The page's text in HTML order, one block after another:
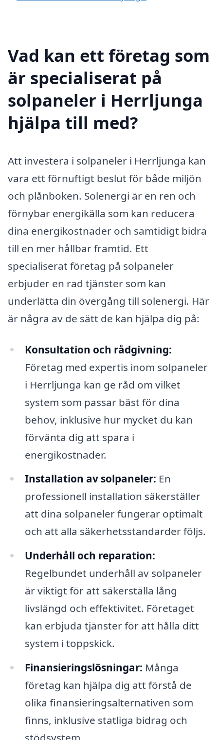
Vad kan ett företag som
är specialiserat på
solpaneler i Herrljunga
hjälpa till med?
Att investera i solpaneler i Herrljunga kan
vara ett förnuftigt beslut för både miljön
och plånboken. Solenergi är en ren och
förnybar energikälla som kan reducera
dina energikostnader och samtidigt bidra
till en mer hållbar framtid. Ett
specialiserat företag på solpaneler
erbjuder en rad tjänster som kan
underlätta din övergång till solenergi. Här
är några av de sätt de kan hjälpa dig på:
Konsultation och rådgivning:
Företag med expertis inom solpaneler
i Herrljunga kan ge råd om vilket
system som passar bäst för dina
behov, inklusive hur mycket du kan
förvänta dig att spara i
energikostnader.
Installation av solpaneler: En
professionell installation säkerställer
att dina solpaneler fungerar optimalt
och att alla säkerhetsstandarder följs.
Underhåll och reparation:
Regelbundet underhåll av solpaneler
är viktigt för att säkerställa lång
livslängd och effektivitet. Företaget
kan erbjuda tjänster för att hålla ditt
system i toppskick.
Finansieringslösningar: Många
företag kan hjälpa dig att förstå de
olika finansieringsalternativen som
finns, inklusive statliga bidrag och